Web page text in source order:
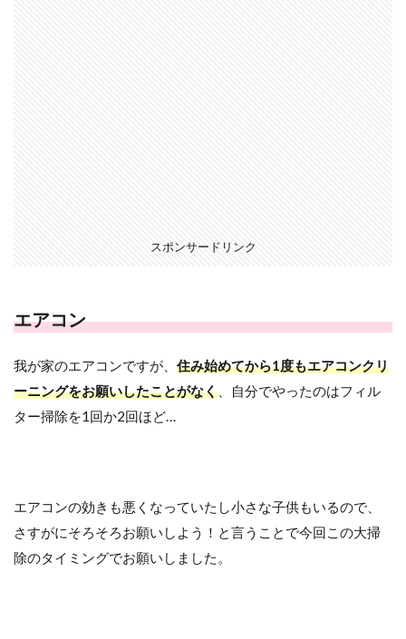
スポンサードリンク
エアコン
我が家のエアコンですが、 住み始めてから1度もエアコンクリ
ーニングをお願いしたことがなく 、自分でやったのはフィル
ター掃除を1回か2回ほど…
エアコンの効きも悪くなっていたし小さな子供もいるので、
さすがにそろそろお願いしよう！と言うことで今回この大掃
除のタイミングでお願いしました。